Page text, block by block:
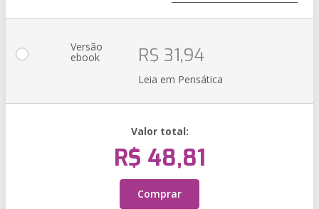
Versão
ebook R$ 31,94
Leia em Pensática
Valor total:
R$ 48,81
Comprar